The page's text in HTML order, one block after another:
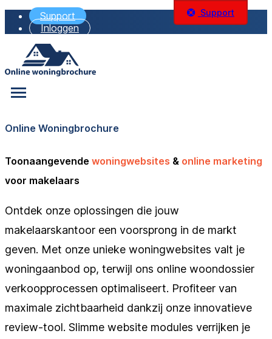
Support
Inloggen
Online Woningbrochure
Toonaangevende woningwebsites & online marketing
voor makelaars
Ontdek onze oplossingen die jouw
makelaarskantoor een voorsprong in de markt
geven. Met onze unieke woningwebsites valt je
woningaanbod op, terwijl ons online woondossier
verkoopprocessen optimaliseert. Profiteer van
maximale zichtbaarheid dankzij onze innovatieve
review-tool. Slimme website modules verrijken je
Support